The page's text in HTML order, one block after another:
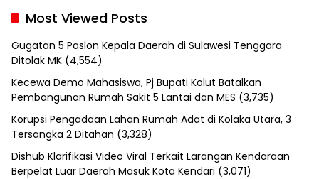
Most Viewed Posts
Gugatan 5 Paslon Kepala Daerah di Sulawesi Tenggara
Ditolak MK (4,554)
Kecewa Demo Mahasiswa, Pj Bupati Kolut Batalkan
Pembangunan Rumah Sakit 5 Lantai dan MES (3,735)
Korupsi Pengadaan Lahan Rumah Adat di Kolaka Utara, 3
Tersangka 2 Ditahan (3,328)
Dishub Klarifikasi Video Viral Terkait Larangan Kendaraan
Berpelat Luar Daerah Masuk Kota Kendari (3,071)